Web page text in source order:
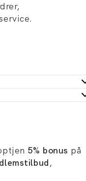
5% bonus på
,